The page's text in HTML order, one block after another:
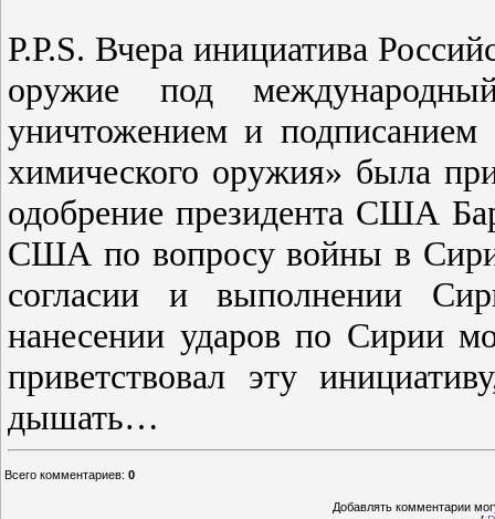
P.P.S. Вчера инициатива
оружие под
уничтожением и
химического оружия» была
одобрение президента США
США по вопросу войны в
согласии и выполнении
нанесении ударов по Сирии
приветствовал эту
дышать…
Всего комментариев: 0
Добавлять комментарии